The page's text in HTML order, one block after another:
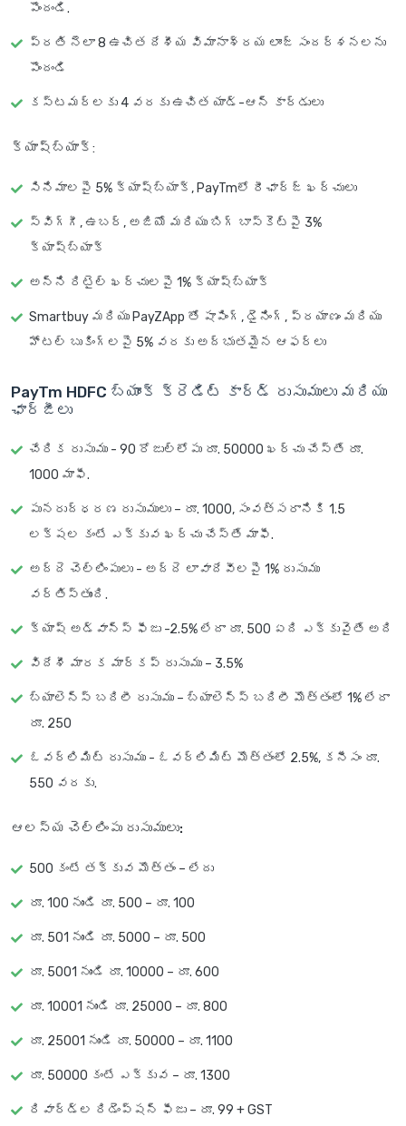
పొందండి.
ప్రతి నెలా 8 ఉచిత దేశీయ విమానాశ్రయ లాంజ్ సందర్శనలను
పొందండి
కస్టమర్లకు 4 వరకు ఉచిత యాడ్-ఆన్ కార్డులు
క్యాష్‌బ్యాక్ :
సినిమాలపై 5% క్యాష్‌బ్యాక్, PayTmలో రీఛార్జ్ ఖర్చులు
స్విగ్గీ, ఉబర్, అజియో మరియు బిగ్ బాస్కెట్‌పై 3%
క్యాష్‌బ్యాక్
అన్ని రిటైల్ ఖర్చులపై 1% క్యాష్‌బ్యాక్
Smartbuy మరియు PayZApp తో షాపింగ్, డైనింగ్, ప్రయాణం మరియు
హోటల్ బుకింగ్‌లపై 5% వరకు అద్భుతమైన ఆఫర్‌లు
PayTm HDFC బ్యాంక్ క్రెడిట్ కార్డ్ రుసుములు మరియు
ఛార్జీలు
చేరిక రుసుము - 90 రోజుల్లోపు రూ. 50000 ఖర్చు చేస్తే రూ.
1000 మాఫీ.
పునరుద్ధరణ రుసుములు – రూ. 1000, సంవత్సరానికి 1.5
లక్షల కంటే ఎక్కువ ఖర్చు చేస్తే మాఫీ.
అద్దె చెల్లింపులు - అద్దె లావాదేవీలపై 1% రుసుము
వర్తిస్తుంది.
క్యాష్ అడ్వాన్స్ ఫీజు -2.5% లేదా రూ. 500 ఏది ఎక్కువైతే అది
విదేశీ మారక మార్కప్ రుసుము – 3.5%
బ్యాలెన్స్ బదిలీ రుసుము – బ్యాలెన్స్ బదిలీ మొత్తంలో 1% లేదా
రూ. 250
ఓవర్‌లిమిట్ రుసుము - ఓవర్‌లిమిట్ మొత్తంలో 2.5%, కనీసం రూ.
550 వరకు.
ఆలస్య చెల్లింపు రుసుములు:
500 కంటే తక్కువ మొత్తం – లేదు
రూ. 100 నుండి రూ. 500 – రూ. 100
రూ. 501 నుండి రూ. 5000 – రూ. 500
రూ. 5001 నుండి రూ. 10000 – రూ. 600
రూ. 10001 నుండి రూ. 25000 – రూ. 800
రూ. 25001 నుండి రూ. 50000 – రూ. 1100
రూ. 50000 కంటే ఎక్కువ – రూ. 1300
రివార్డ్‌ల రిడెంప్షన్ ఫీజు – రూ. 99 + GST